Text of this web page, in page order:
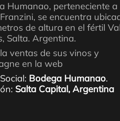
Humanao, perteneciente a
se encuentra
de altura en el fértil
Salta. Argentina.
ventas de sus vinos y
en la web
Bodega Humanao.
Salta Capital, Argentina